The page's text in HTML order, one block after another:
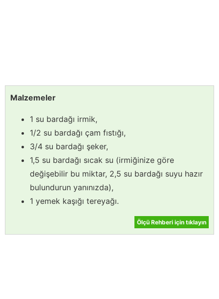
Malzemeler
1 su bardağı irmik,
1/2 su bardağı çam fıstığı,
3/4 su bardağı şeker,
1,5 su bardağı sıcak su (irmiğinize göre
değişebilir bu miktar, 2,5 su bardağı suyu hazır
bulundurun yanınızda),
1 yemek kaşığı tereyağı.
Ölçü Rehberi için tıklayın